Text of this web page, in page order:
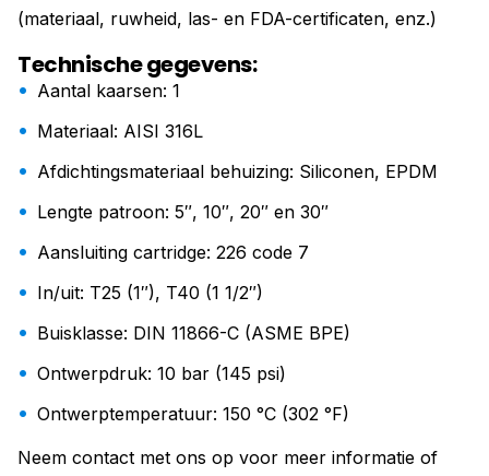
(materiaal, ruwheid, las- en FDA-certificaten, enz.)
Technische gegevens:
Aantal kaarsen: 1
Materiaal: AISI 316L
Afdichtingsmateriaal behuizing: Siliconen, EPDM
Lengte patroon: 5″, 10″, 20″ en 30″
Aansluiting cartridge: 226 code 7
In/uit: T25 (1″), T40 (1 1/2″)
Buisklasse: DIN 11866-C (ASME BPE)
Ontwerpdruk: 10 bar (145 psi)
Ontwerptemperatuur: 150 °C (302 °F)
Neem contact met ons op voor meer informatie of